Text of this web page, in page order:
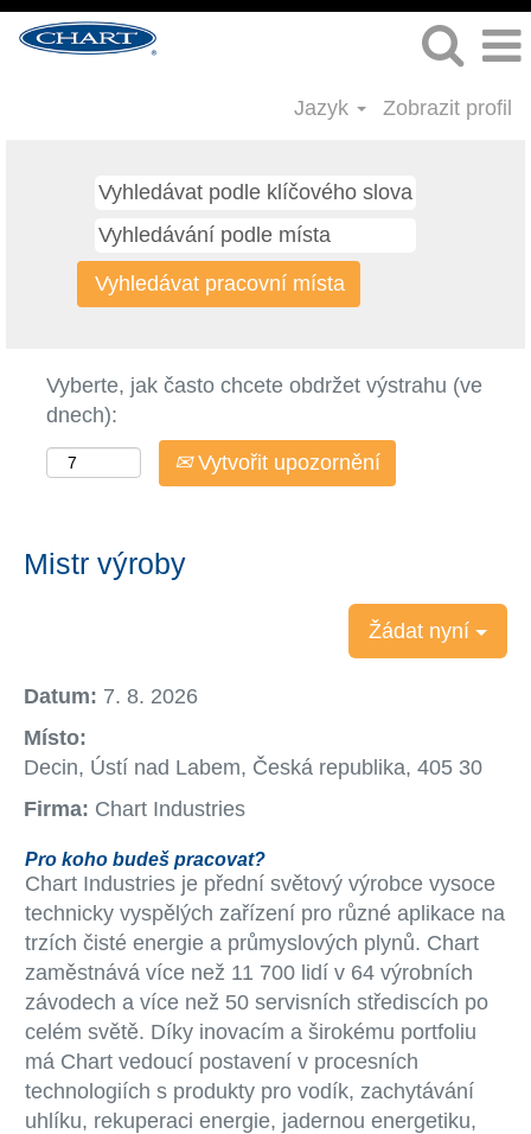
Jazyk Zobrazit profil
Vyberte, jak často chcete obdržet výstrahu (ve
dnech):
Vytvořit upozornění
Mistr výroby
Žádat nyní
Datum: 7. 8. 2026
Místo:
Decin, Ústí nad Labem, Česká republika, 405 30
Firma: Chart Industries
Pro koho budeš pracovat?
Chart Industries je přední světový výrobce vysoce
technicky vyspělých zařízení pro různé aplikace na
trzích čisté energie a průmyslových plynů. Chart
zaměstnává více než 11 700 lidí v 64 výrobních
závodech a více než 50 servisních střediscích po
celém světě. Díky inovacím a širokému portfoliu
má Chart vedoucí postavení v procesních
technologiích s produkty pro vodík, zachytávání
uhlíku, rekuperaci energie, jadernou energetiku,